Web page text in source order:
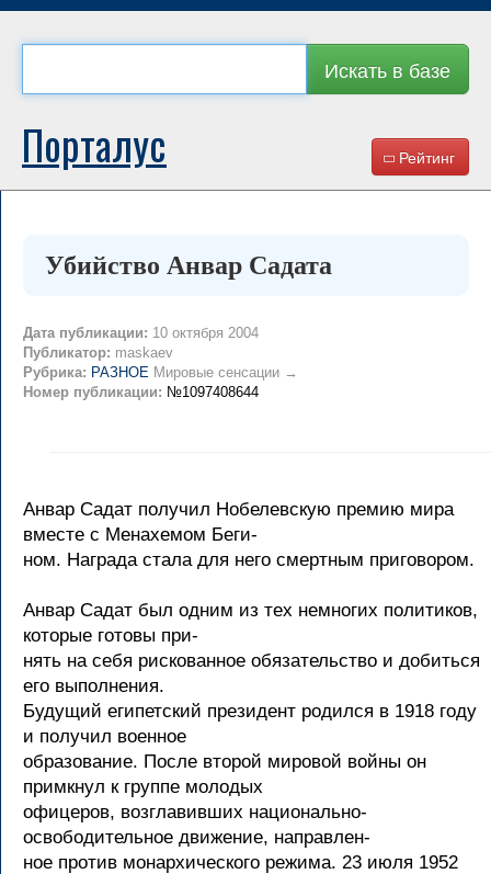
Искать в базе
Рейтинг
Порталус
Убийство Анвар Садата
Дата публикации: 10 октября 2004
Публикатор: maskaev
Рубрика: РАЗНОЕ Мировые сенсации →
Номер публикации: №1097408644
Анвар Садат получил Нобелевскую премию мира
вместе с Менахемом Беги-
ном. Награда стала для него смертным приговором.
Анвар Садат был одним из тех немногих политиков,
которые готовы при-
нять на себя рискованное обязательство и добиться
его выполнения.
Будущий египетский президент родился в 1918 году
и получил военное
образование. После второй мировой войны он
примкнул к группе молодых
офицеров, возглавивших национально-
освободительное движение, направлен-
ное против монархического режима. 23 июля 1952